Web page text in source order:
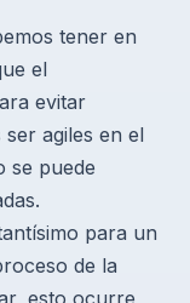
tener en
el
evitar
agiles en el
se puede
para un
de la
esto ocurre